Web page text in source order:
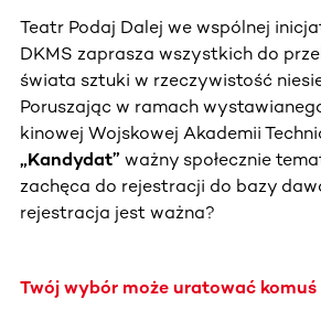
Teatr Podaj Dalej we wspólnej
DKMS zaprasza wszystkich do
świata sztuki w rzeczywistość
Poruszając w ramach
kinowej Wojskowej Akademii
„Kandydat” ważny społecznie
zachęca do rejestracji do bazy
rejestracja jest ważna?
Twój wybór może uratować komuś